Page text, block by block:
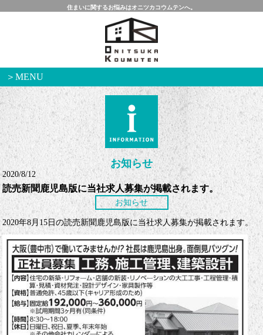
住まいに関するお悩みはオニツカコウムテンへ。
＞MENU
お知らせ
2020/8/12
読売新聞鹿児島版に当社求人募集が掲載されます。
お知らせ
2020年8月15日の読売新聞鹿児島版に当社求人募集が掲載されます。